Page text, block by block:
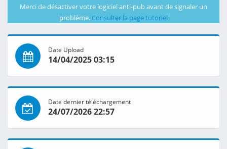
Merci de désactiver votre logiciel anti-pub avant de signaler un
problème. Consulter la page tutoriel
Date Upload
14/04/2025 03:15
Date dernier téléchargement
24/07/2026 22:57